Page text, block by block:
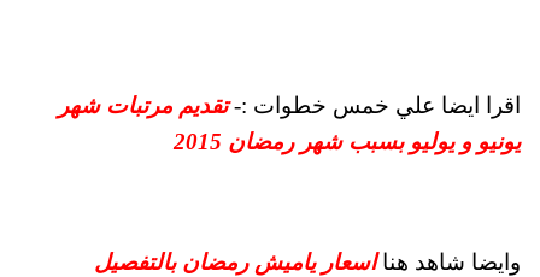
اقرا ايضا علي خمس خطوات :-تقديم مرتبات شهر
يونيو و يوليو بسبب شهر رمضان 2015
وايضا شاهد هنااسعار ياميش رمضان بالتفصيل